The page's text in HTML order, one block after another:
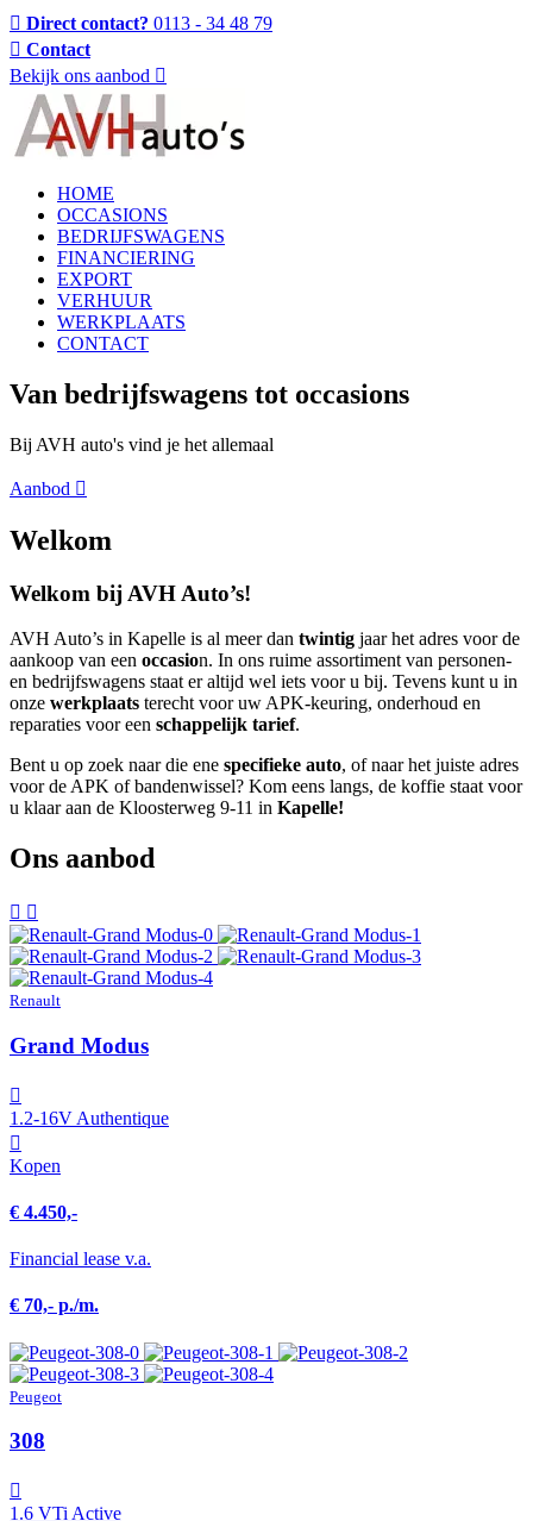
Direct contact? 0113 - 34 48 79
Contact
Bekijk ons aanbod
HOME
OCCASIONS
BEDRIJFSWAGENS
FINANCIERING
EXPORT
VERHUUR
WERKPLAATS
CONTACT
Van bedrijfswagens tot occasions
Bij AVH auto's vind je het allemaal
Aanbod
Welkom
Welkom bij AVH Auto’s!
AVH Auto’s in Kapelle is al meer dan twintig jaar het adres voor de
aankoop van een occasion. In ons ruime assortiment van personen-
en bedrijfswagens staat er altijd wel iets voor u bij. Tevens kunt u in
onze werkplaats terecht voor uw APK-keuring, onderhoud en
reparaties voor een schappelijk tarief.
Bent u op zoek naar die ene specifieke auto, of naar het juiste adres
voor de APK of bandenwissel? Kom eens langs, de koffie staat voor
u klaar aan de Kloosterweg 9-11 in Kapelle!
Ons aanbod
Renault
Grand Modus
1.2-16V Authentique
Kopen
€ 4.450,-
Financial lease v.a.
€ 70,- p./m.
Peugeot
308
1.6 VTi Active